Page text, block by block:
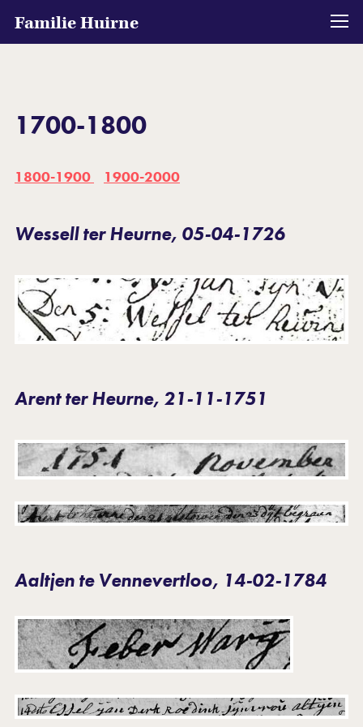
Familie Huirne
1700-1800
1800-1900 1900-2000
Wessell ter Heurne, 05-04-1726
Arent ter Heurne, 21-11-1751
Aaltjen te Vennevertloo, 14-02-1784